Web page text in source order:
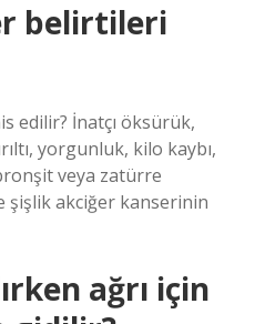
belirtileri
edilir? İnatçı öksürük,
yorgunluk, kilo kaybı,
veya zatürre
şişlik akciğer kanserinin
ağrı için